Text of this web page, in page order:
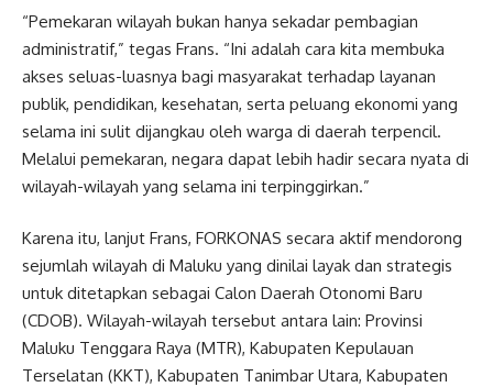
“Pemekaran wilayah bukan hanya sekadar pembagian
administratif,” tegas Frans. “Ini adalah cara kita membuka
akses seluas-luasnya bagi masyarakat terhadap layanan
publik, pendidikan, kesehatan, serta peluang ekonomi yang
selama ini sulit dijangkau oleh warga di daerah terpencil.
Melalui pemekaran, negara dapat lebih hadir secara nyata di
wilayah-wilayah yang selama ini terpinggirkan.”
Karena itu, lanjut Frans, FORKONAS secara aktif mendorong
sejumlah wilayah di Maluku yang dinilai layak dan strategis
untuk ditetapkan sebagai Calon Daerah Otonomi Baru
(CDOB). Wilayah-wilayah tersebut antara lain: Provinsi
Maluku Tenggara Raya (MTR), Kabupaten Kepulauan
Terselatan (KKT), Kabupaten Tanimbar Utara, Kabupaten